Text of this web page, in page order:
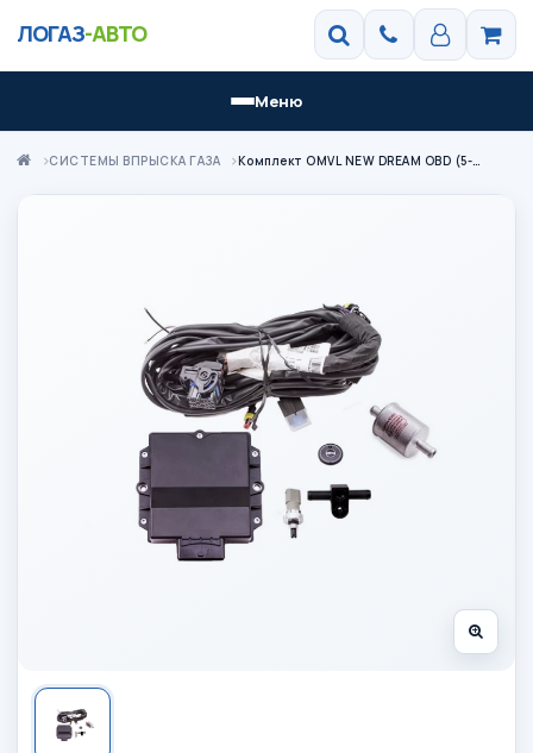
ЛОГАЗ-АВТО
Меню
СИСТЕМЫ ВПРЫСКА ГАЗА Комплект OMVL NEW DREAM OBD (5-6 цил.) электроника